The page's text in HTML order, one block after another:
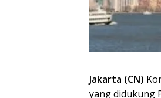
Jakarta (CN)
yang didukung